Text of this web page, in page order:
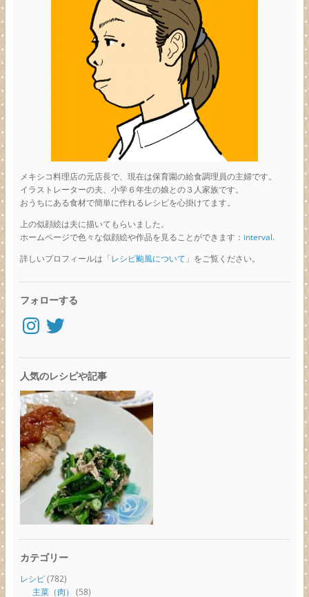
メキシコ料理店の元店長で、現在は保育園の給食調理員の主婦です。
イラストレーターの夫、小学６年生の娘との３人家族です。
おうちにある食材で簡単に作れるレシピを心掛けてます。
上の似顔絵は夫に描いてもらいました。
ホームページで色々な似顔絵や作品を見ることができます： interval.
詳しいプロフィールは「レシピ颱風について 」をご覧ください。
フォローする
Instagram
Twitter
人気のレシピや記事
カテゴリー
レシピ(782)
主菜（肉） (58)